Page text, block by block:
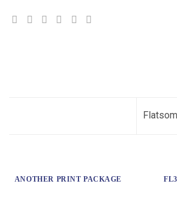
ANOTHER PRINT PACKAGE